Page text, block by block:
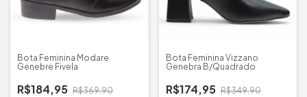
Bota Feminina Modare
Genebre Fivela
R$184,95 R$369,90
Bota Feminina Vizzano
Genebra B/Quadrado
R$174,95 R$349,90